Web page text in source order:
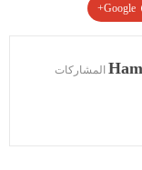
Google+